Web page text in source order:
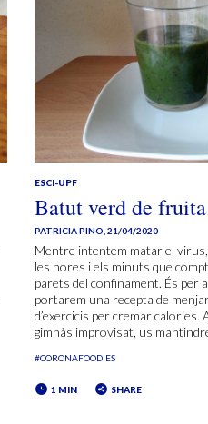
ESCI-UPF
Batut verd de
PATRICIA PINO,21/04/2020
Mentre intentem matar el
les hores i els minuts que
parets del confinament. És per
portarem una recepta de
d’exercicis per cremar calories.
gimnàs improvisat, us
#CORONAFOODIES
1 MIN SHARE